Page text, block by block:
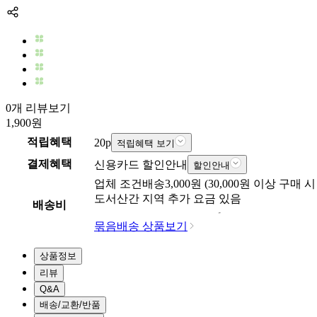
0개 리뷰보기
1,900원
적립혜택
20p 적립혜택 보기
결제혜택 신용카드 할인안내 할인안내
배송비
업체 조건배송3,000원 (30,000원 이상 구매
도서산간 지역 추가 요금 있음
묶음배송 상품보기
상품정보
리뷰
Q&A
배송/교환/반품